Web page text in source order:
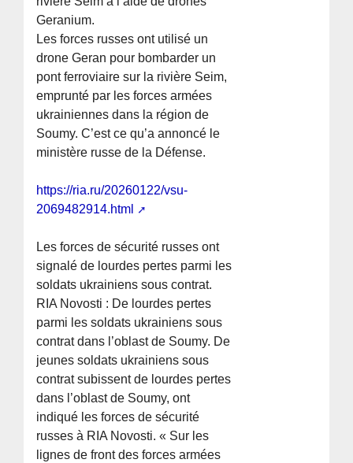
Geranium.
Les forces russes ont utilisé un
drone Geran pour bombarder un
pont ferroviaire sur la rivière Seim,
emprunté par les forces armées
ukrainiennes dans la région de
Soumy. C’est ce qu’a annoncé le
ministère russe de la Défense.
https://ria.ru/20260122/vsu-
2069482914.html
Les forces de sécurité russes ont
signalé de lourdes pertes parmi les
soldats ukrainiens sous contrat.
RIA Novosti : De lourdes pertes
parmi les soldats ukrainiens sous
contrat dans l’oblast de Soumy. De
jeunes soldats ukrainiens sous
contrat subissent de lourdes pertes
dans l’oblast de Soumy, ont
indiqué les forces de sécurité
russes à RIA Novosti. « Sur les
lignes de front des forces armées